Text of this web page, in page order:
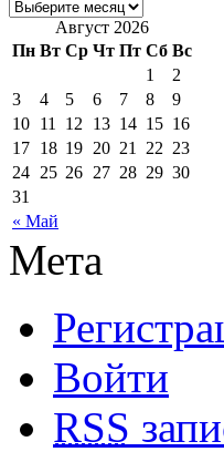
Август 2026
Пн Вт Ср Чт Пт Сб Вс
« Май
1
2
3
4 5 6 7 8
9
10 11 12 13 14 15 16
17 18 19 20 21 22 23
24 25 26 27 28 29 30
31
Мета
Войти
RSS